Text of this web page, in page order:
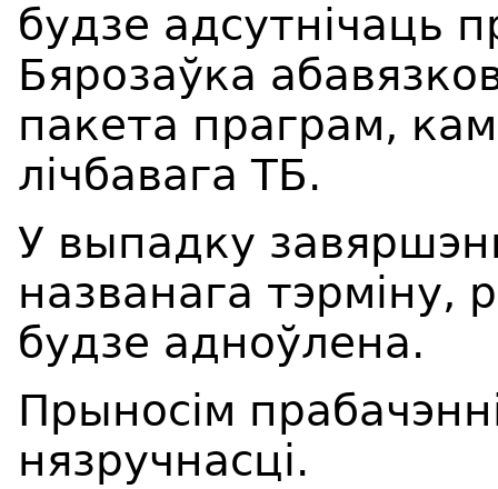
будзе адсутнічаць
Бярозаўка
пакета праграм,
лічбавага ТБ.
У выпадку
названага тэрміну,
будзе адноўлена.
Прыносім
нязручнасці.